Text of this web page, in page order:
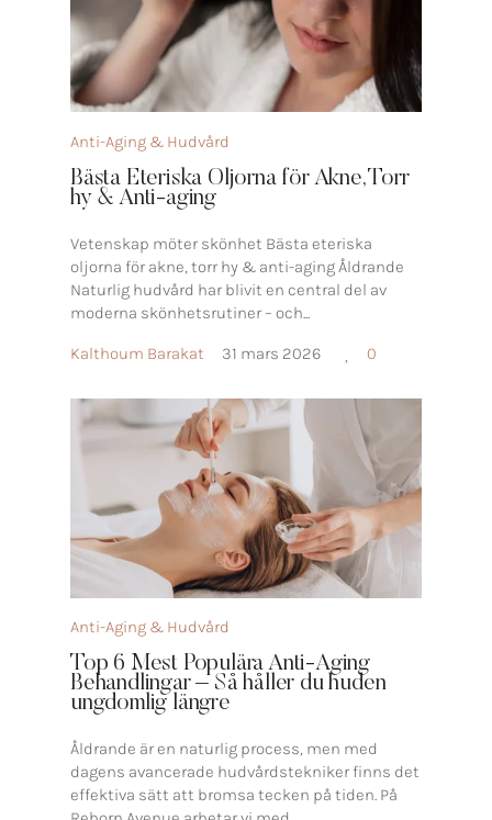
Anti-Aging & Hudvård
Bästa Eteriska Oljorna för Akne, Torr
hy & Anti-aging
Vetenskap möter skönhet Bästa eteriska
oljorna för akne, torr hy & anti-aging Åldrande
Naturlig hudvård har blivit en central del av
moderna skönhetsrutiner – och...
Kalthoum Barakat 31 mars 2026 0
Anti-Aging & Hudvård
Top 6 Mest Populära Anti-Aging
Behandlingar – Så håller du huden
ungdomlig längre
Åldrande är en naturlig process, men med
dagens avancerade hudvårdstekniker finns det
effektiva sätt att bromsa tecken på tiden. På